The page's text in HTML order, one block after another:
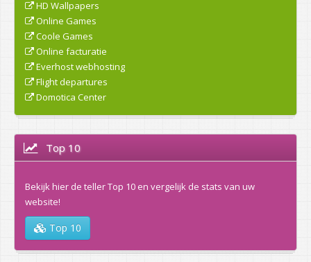
HD Wallpapers
Online Games
Coole Games
Online facturatie
Everhost webhosting
Flight departures
Domotica Center
Top 10
Bekijk hier de teller Top 10 en vergelijk de stats van uw
website!
Top 10